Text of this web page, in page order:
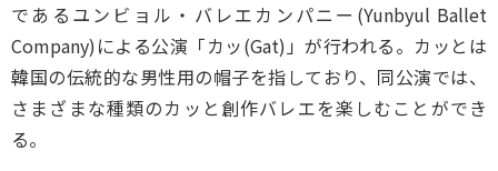
であるユンビョル・バレエカンパニー(Yunbyul Ballet
Company)による公演「カッ(Gat)」が行われる。カッとは
韓国の伝統的な男性用の帽子を指しており、同公演では、
さまざまな種類のカッと創作バレエを楽しむことができ
る。